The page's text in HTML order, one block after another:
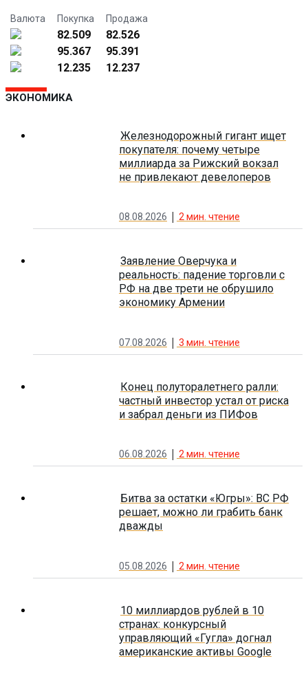
Валюта Покупка Продажа
82.509
82.526
95.367
95.391
12.235
12.237
ЭКОНОМИКА
Железнодорожный гигант ищет
покупателя: почему четыре
миллиарда за Рижский вокзал
не привлекают девелоперов
08.08.2026 2 мин. чтение
Заявление Оверчука и
реальность: падение торговли с
РФ на две трети не обрушило
экономику Армении
07.08.2026 3 мин. чтение
Конец полуторалетнего ралли:
частный инвестор устал от риска
и забрал деньги из ПИФов
06.08.2026 2 мин. чтение
Битва за остатки «Югры»: ВС РФ
решает, можно ли грабить банк
дважды
05.08.2026 2 мин. чтение
10 миллиардов рублей в 10
странах: конкурсный
управляющий «Гугла» догнал
американские активы Google